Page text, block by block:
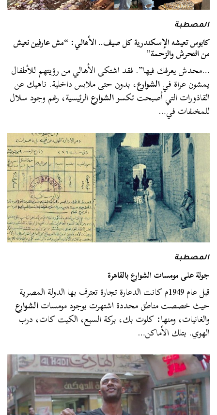
المصطبة
كابوس تعيشه الإسكندرية كل صيف.. الأهالي: “مش عارفين نعيش
من التحرش والزحمة”
…محدش يعرفك فيها”. فقد اشتكى الأهالي من رؤيتهم للأطفال
يمشون عراة فيالشوارع، بدون حتى ملابس داخلية. ناهيك عن
القاذورات التي أصبحت تكسوالشوارعالرئيسية، رغم وجود سلال
للمخلفات في…
المصطبة
جولة على مومسات الشوارع بالقاهرة
قبل عام 1949م كانت الدعارة تجارة تعترف بها الدولة المصرية
حيث خصصت مناطق محددة اشتهرت بوجود مومساتالشوارع
والغانيات، ومنها: كلوت بك، بركة السبع، الكيت كات، درب
الهوي. بتلك الأماكن…